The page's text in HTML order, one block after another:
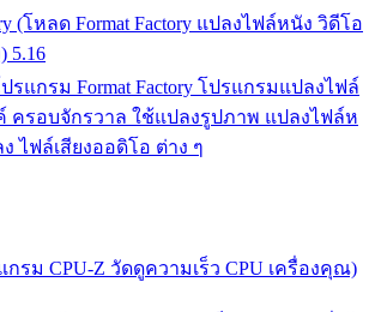
(โหลด Format Factory แปลงไฟล์หนัง วิดีโอ
5.16
รแกรม Format Factory โปรแกรมแปลงไฟล์
ครอบจักรวาล ใช้แปลงรูปภาพ แปลงไฟล์ห
ไฟล์เสียงออดิโอ ต่าง ๆ
กรม CPU-Z วัดดูความเร็ว CPU เครื่องคุณ)